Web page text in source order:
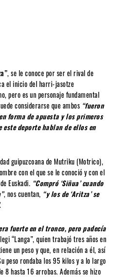
, se le conoce por ser el rival de
el inicio del harri-jasotze
pero es un personaje fundamental
considerarse que ambos “fueron
forma de apuesta y los primeros
este deporte hablan de ellos en
guipuzcoana de Mutriku (Motrico),
con el que se le conoció y con el
Euskadi. “Compró ‘Siñua’ cuando
, nos cuentan, “y los de ‘Aritza’ se
.
fuerte en el tronco, pero padecía
“Langa”, quien trabajó tres años en
un peso y que, en relación a él, así
peso rondaba los 95 kilos y a lo largo
8 hasta 16 arrobas. Además se hizo